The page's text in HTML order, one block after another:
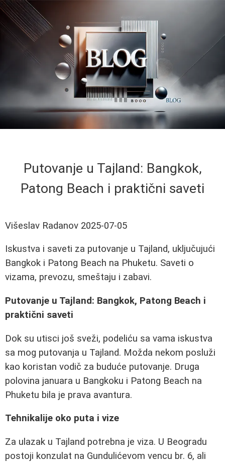
Putovanje u Tajland: Bangkok,
Patong Beach i praktični saveti
Višeslav Radanov 2025-07-05
Iskustva i saveti za putovanje u Tajland, uključujući
Bangkok i Patong Beach na Phuketu. Saveti o
vizama, prevozu, smeštaju i zabavi.
Putovanje u Tajland: Bangkok, Patong Beach i
praktični saveti
Dok su utisci još sveži, podeliću sa vama iskustva
sa mog putovanja u Tajland. Možda nekom posluži
kao koristan vodič za buduće putovanje. Druga
polovina januara u Bangkoku i Patong Beach na
Phuketu bila je prava avantura.
Tehnikalije oko puta i vize
Za ulazak u Tajland potrebna je viza. U Beogradu
postoji konzulat na Gundulićevom vencu br. 6, ali